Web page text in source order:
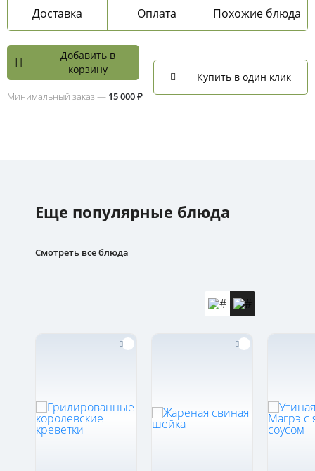
Доставка Оплата Похожие блюда
Добавить в
корзину
Минимальный заказ — 15 000 ₽
Купить в один клик
Еще популярные блюда
Смотреть все блюда